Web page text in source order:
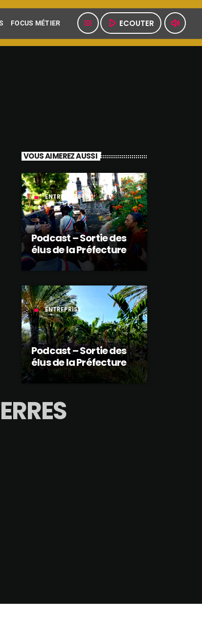
FOCUS MÉTIER menu play_arrow ECOUTER volume_up
VOUS AIMEREZ AUSSI
label ENTREPRISE
Podcast – Sortie des
élus de la Préfecture
label ENTREPRISE
Podcast – Sortie des
élus de la Préfecture